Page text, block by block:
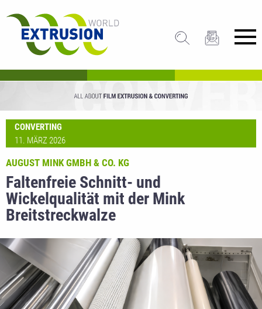
CONVERTING
11. MÄRZ 2026
Faltenfreie Schnitt- und
Wickelqualität mit der Mink
Breitstreckwalze
AUGUST MINK GMBH & CO. KG